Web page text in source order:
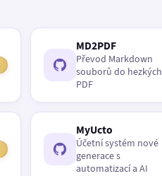
MD2PDF
Převod Markdown
souborů do hezkých
PDF
MyUcto
Účetní systém nové
generace s
automatizací a AI